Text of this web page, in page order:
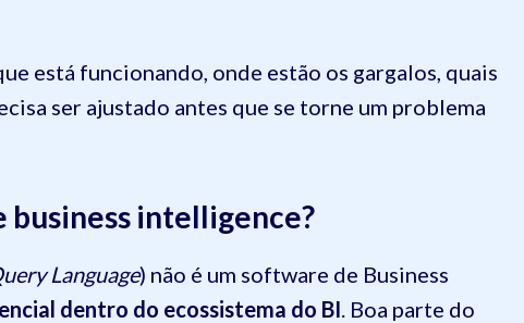
está funcionando, onde estão os gargalos, quais
ser ajustado antes que se torne um problema
business intelligence?
Language) não é um software de Business
dentro do ecossistema do BI . Boa parte do